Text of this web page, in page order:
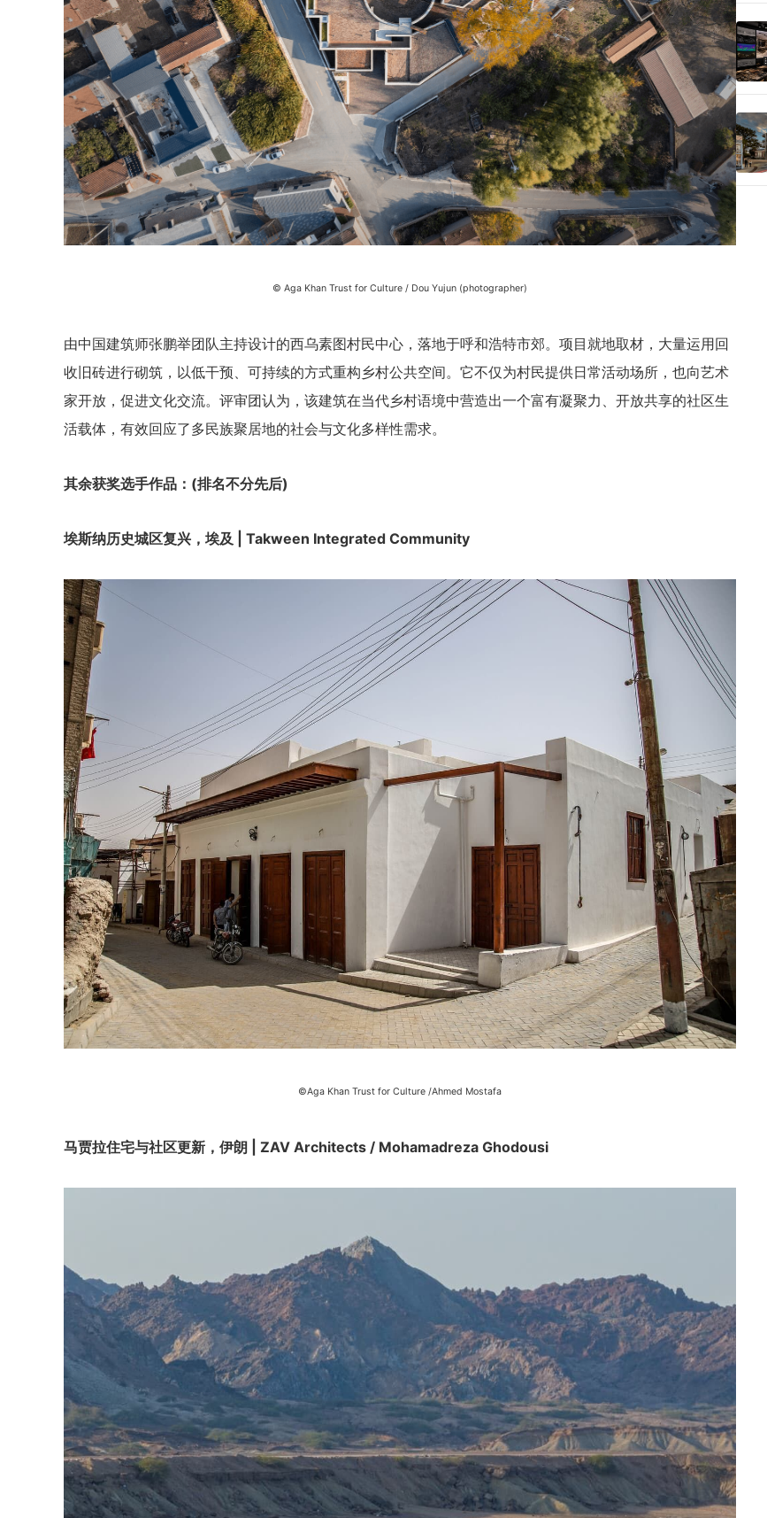
© Aga Khan Trust for Culture / Dou Yujun (photographer)
由中国建筑师张鹏举团队主持设计的西乌素图村民中心，落地于呼和浩特市郊。项目就地取材，大量运用回
收旧砖进行砌筑，以低干预、可持续的方式重构乡村公共空间。它不仅为村民提供日常活动场所，也向艺术
家开放，促进文化交流。评审团认为，该建筑在当代乡村语境中营造出一个富有凝聚力、开放共享的社区生
活载体，有效回应了多民族聚居地的社会与文化多样性需求。
其余获奖选手作品：(排名不分先后)
埃斯纳历史城区复兴，埃及 | Takween Integrated Community
©Aga Khan Trust for Culture /Ahmed Mostafa
马贾拉住宅与社区更新，伊朗 | ZAV Architects / Mohamadreza Ghodousi